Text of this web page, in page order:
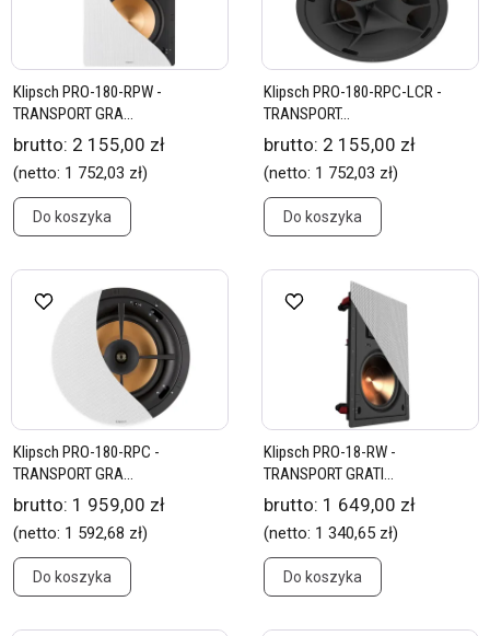
Klipsch PRO-180-RPW -
TRANSPORT GRA...
brutto: 2 155,00 zł
(netto: 1 752,03 zł)
Do koszyka
Klipsch PRO-180-RPC-LCR -
TRANSPORT...
brutto: 2 155,00 zł
(netto: 1 752,03 zł)
Do koszyka
Klipsch PRO-180-RPC -
TRANSPORT GRA...
brutto: 1 959,00 zł
(netto: 1 592,68 zł)
Do koszyka
Klipsch PRO-18-RW -
TRANSPORT GRATI...
brutto: 1 649,00 zł
(netto: 1 340,65 zł)
Do koszyka